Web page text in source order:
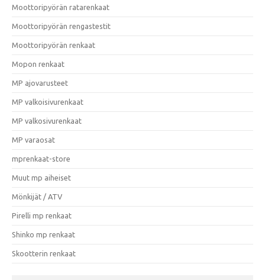
Moottoripyörän ratarenkaat
Moottoripyörän rengastestit
Moottoripyörän renkaat
Mopon renkaat
MP ajovarusteet
MP valkoisivurenkaat
MP valkosivurenkaat
MP varaosat
mprenkaat-store
Muut mp aiheiset
Mönkijät / ATV
Pirelli mp renkaat
Shinko mp renkaat
Skootterin renkaat